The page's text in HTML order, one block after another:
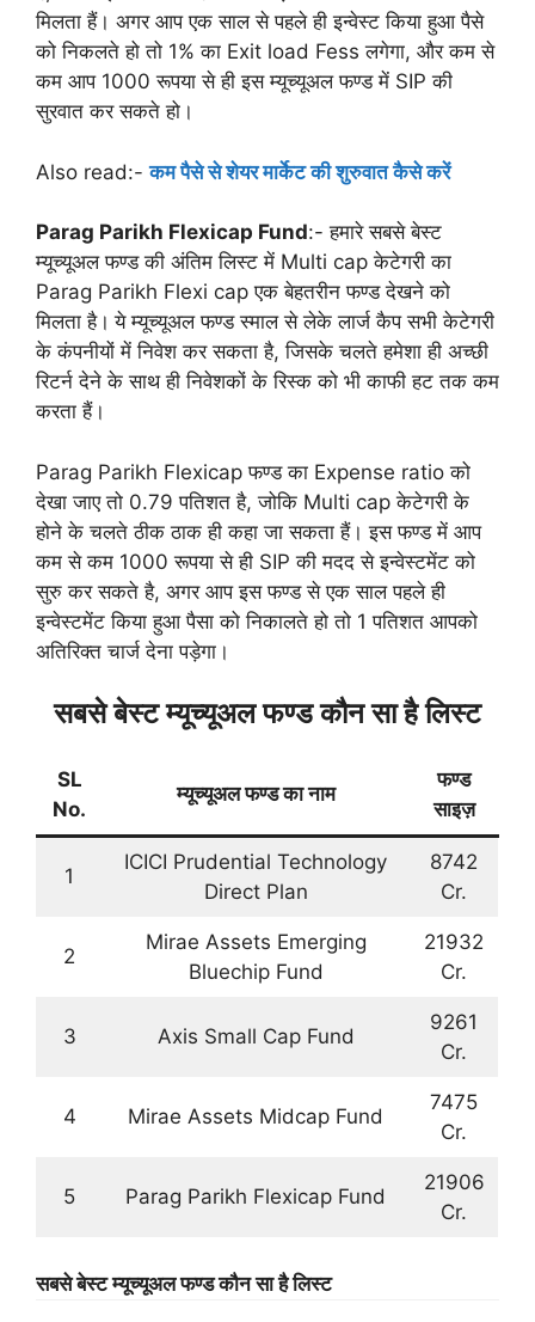
मिलता हैं। अगर आप एक साल से पहले ही इन्वेस्ट किया हुआ पैसे
को निकलते हो तो 1% का Exit load Fess लगेगा, और कम से
कम आप 1000 रूपया से ही इस म्यूच्यूअल फण्ड में SIP की
सुरवात कर सकते हो।
Also read:-कम पैसे से शेयर मार्केट की शुरुवात कैसे करें
Parag Parikh Flexicap Fund:- हमारे सबसे बेस्ट
म्यूच्यूअल फण्ड की अंतिम लिस्ट में Multi cap केटेगरी का
Parag Parikh Flexi cap एक बेहतरीन फण्ड देखने को
मिलता है। ये म्यूच्यूअल फण्ड स्माल से लेके लार्ज कैप सभी केटेगरी
के कंपनीयों में निवेश कर सकता है, जिसके चलते हमेशा ही अच्छी
रिटर्न देने के साथ ही निवेशकों के रिस्क को भी काफी हट तक कम
करता हैं।
Parag Parikh Flexicap फण्ड का Expense ratio को
देखा जाए तो 0.79 पतिशत है, जोकि Multi cap केटेगरी के
होने के चलते ठीक ठाक ही कहा जा सकता हैं। इस फण्ड में आप
कम से कम 1000 रूपया से ही SIP की मदद से इन्वेस्टमेंट को
सुरु कर सकते है, अगर आप इस फण्ड से एक साल पहले ही
इन्वेस्टमेंट किया हुआ पैसा को निकालते हो तो 1 पतिशत आपको
अतिरिक्त चार्ज देना पड़ेगा।
सबसे बेस्ट म्यूच्यूअल फण्ड कौन सा है लिस्ट
SL
No.
म्यूच्यूअल फण्ड का नाम
फण्ड
साइज़
1
ICICI Prudential Technology
Direct Plan
8742
Cr.
2
Mirae Assets Emerging
Bluechip Fund
21932
Cr.
3 Axis Small Cap Fund
9261
Cr.
4 Mirae Assets Midcap Fund
7475
Cr.
5 Parag Parikh Flexicap Fund
21906
Cr.
सबसे बेस्ट म्यूच्यूअल फण्ड कौन सा है लिस्ट